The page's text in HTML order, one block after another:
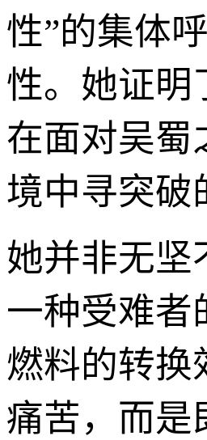
性”的集体
性。她证明
在面对吴蜀
境中寻突破
她并非无坚
一种受难者
燃料的转换
痛苦，而是